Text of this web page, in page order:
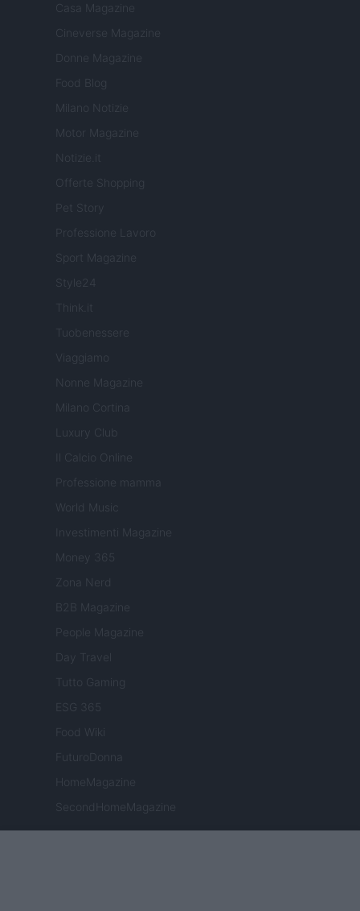
Casa Magazine
Cineverse Magazine
Donne Magazine
Food Blog
Milano Notizie
Motor Magazine
Notizie.it
Offerte Shopping
Professione Lavoro
Sport Magazine
Style24
Think.it
Tuobenessere
Viaggiamo
Nonne Magazine
Milano Cortina
Luxury Club
Il Calcio Online
Professione mamma
World Music
Investimenti Magazine
Money 365
Zona Nerd
B2B Magazine
People Magazine
Day Travel
Tutto Gaming
ESG 365
Food Wiki
FuturoDonna
HomeMagazine
SecondHomeMagazine